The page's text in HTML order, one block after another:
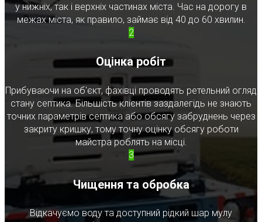
у нижніх, так і верхніх частинах міста. Час на дорогу в
межах міста, як правило, займає від 40 до 60 хвилин.
2
Оцінка робіт
Прибуваючи на об'єкт, фахівці проводять ретельний огляд
стану септика. Більшість клієнтів заздалегідь не знають
точних параметрів септика або обсягу забруднень через
закриту кришку, тому точну оцінку обсягу роботи
майстра роблять на місці.
3
Чищення та обробка
Відкачуємо воду та доступний рідкий шар мулу